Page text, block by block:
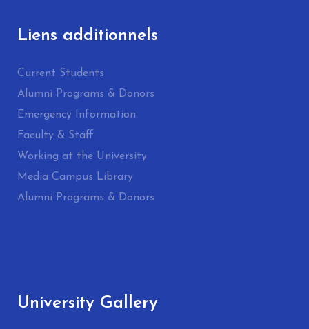
Liens additionnels
Current Students
Alumni Programs & Donors
Emergency Information
Faculty & Staff
Working at the University
Media Campus Library
Alumni Programs & Donors
University Gallery